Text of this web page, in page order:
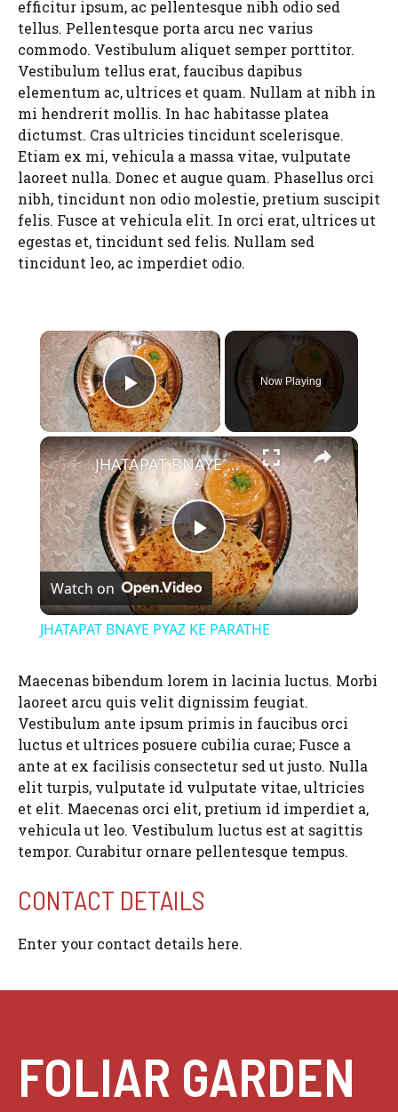
efficitur ipsum, ac pellentesque nibh odio sed
tellus. Pellentesque porta arcu nec varius
commodo. Vestibulum aliquet semper porttitor.
Vestibulum tellus erat, faucibus dapibus
elementum ac, ultrices et quam. Nullam at nibh in
mi hendrerit mollis. In hac habitasse platea
dictumst. Cras ultricies tincidunt scelerisque.
Etiam ex mi, vehicula a massa vitae, vulputate
laoreet nulla. Donec et augue quam. Phasellus orci
nibh, tincidunt non odio molestie, pretium suscipit
felis. Fusce at vehicula elit. In orci erat, ultrices ut
egestas et, tincidunt sed felis. Nullam sed
tincidunt leo, ac imperdiet odio.
×
Play Video
Now Playing
×
P
l
y
V
i
JHATAPAT BNAYE PYAZ KE PARATHE
Watch on
JHATAPAT BNAYE PYAZ KE PARATHE
Maecenas bibendum lorem in lacinia luctus. Morbi
laoreet arcu quis velit dignissim feugiat.
Vestibulum ante ipsum primis in faucibus orci
luctus et ultrices posuere cubilia curae; Fusce a
ante at ex facilisis consectetur sed ut justo. Nulla
elit turpis, vulputate id vulputate vitae, ultricies
et elit. Maecenas orci elit, pretium id imperdiet a,
vehicula ut leo. Vestibulum luctus est at sagittis
tempor. Curabitur ornare pellentesque tempus.
CONTACT DETAILS
Enter your contact details here.
FOLIAR GARDEN